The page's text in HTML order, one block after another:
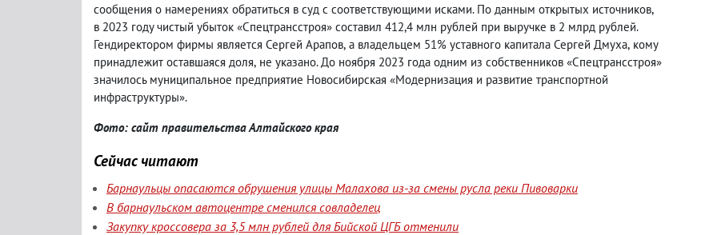
сообщения о намерениях обратиться в суд с соответствующими исками. По данным открытых источников,
в 2023 году чистый убыток «Спецтрансстроя» составил 412,4 млн рублей при выручке в 2 млрд рублей.
Гендиректором фирмы является Сергей Арапов, а владельцем 51% уставного капитала Сергей Дмуха, кому
принадлежит оставшаяся доля, не указано. До ноября 2023 года одним из собственников «Спецтрансстроя»
значилось муниципальное предприятие Новосибирская «Модернизация и развитие транспортной
инфраструктуры».
Фото: сайт правительства Алтайского края
Сейчас читают
Барнаульцы опасаются обрушения улицы Малахова из-за смены русла реки Пивоварки
В барнаульском автоцентре сменился совладелец
Закупку кроссовера за 3,5 млн рублей для Бийской ЦГБ отменили